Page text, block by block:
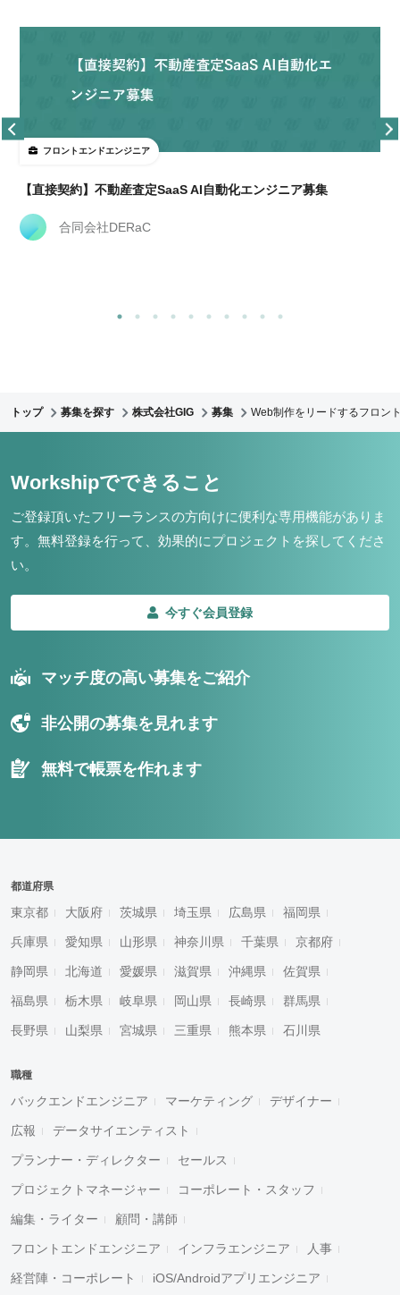
フロントエンドエンジニア
【直接契約】不動産査定SaaS AI自動化エンジニア募集
合同会社DERaC
トップ 募集を探す 株式会社GIG 募集 Web制作をリードするフロン
Workshipでできること
ご登録頂いたフリーランスの方向けに便利な専用機能がありま
す。 無料登録を行って、効果的にプロジェクトを探してくださ
い。
今すぐ会員登録
マッチ度の高い募集をご紹介
非公開の募集を見れます
無料で帳票を作れます
都道府県
東京都 大阪府 茨城県 埼玉県 広島県 福岡県
兵庫県 愛知県 山形県 神奈川県 千葉県 京都府
静岡県 北海道 愛媛県 滋賀県 沖縄県 佐賀県
福島県 栃木県 岐阜県 岡山県 長崎県 群馬県
長野県 山梨県 宮城県 三重県 熊本県 石川県
職種
バックエンドエンジニア マーケティング デザイナー
広報 データサイエンティスト
プランナー・ディレクター セールス
プロジェクトマネージャー コーポレート・スタッフ
編集・ライター 顧問・講師
フロントエンドエンジニア インフラエンジニア 人事
経営陣・コーポレート iOS/Androidアプリエンジニア